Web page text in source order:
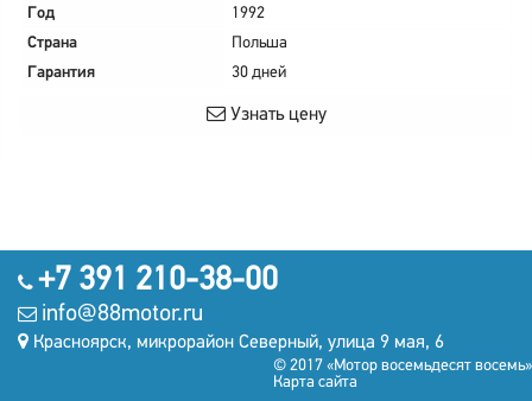
Год
1992
Страна
Польша
Гарантия
30 дней
Узнать цену
+7 391 210-38-00
info@88motor.ru
Красноярск, микрорайон Северный, улица 9 мая, 6
© 2017 «Мотор восемьдесят восемь»
Карта сайта